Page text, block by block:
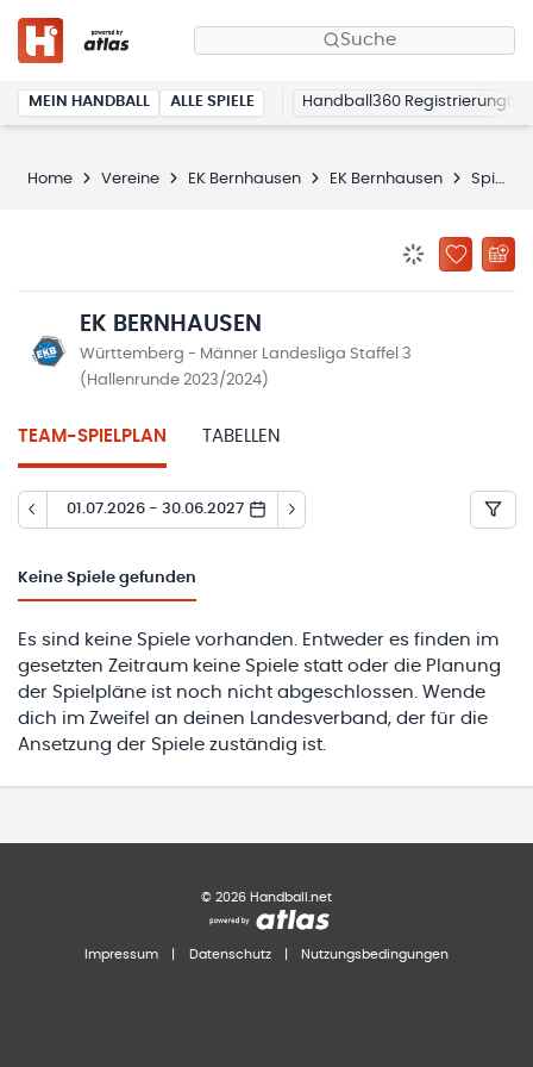
Suche
MEIN HANDBALL ALLE SPIELE Handball360 Registrierung
Home Vereine EK Bernhausen EK Bernhausen Spielplan
ZU
EK BERNHAUSEN
Württemberg - Männer Landesliga Staffel 3
(Hallenrunde 2023/2024)
TEAM-SPIELPLAN TABELLEN
01.07.2026 - 30.06.2027
Keine Spiele gefunden
Es sind keine Spiele vorhanden. Entweder es finden im
gesetzten Zeitraum keine Spiele statt oder die Planung
der Spielpläne ist noch nicht abgeschlossen. Wende
dich im Zweifel an deinen Landesverband, der für die
Ansetzung der Spiele zuständig ist.
© 2026 Handball.net
Impressum Datenschutz Nutzungsbedingungen